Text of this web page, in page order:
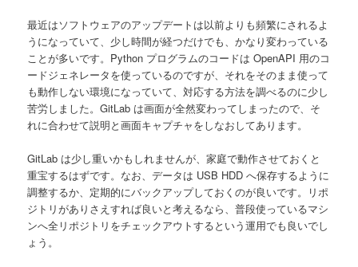
最近はソフトウェアのアップデートは以前よりも頻繁にされるよ
うになっていて、少し時間が経つだけでも、かなり変わっている
ことが多いです。Python プログラムのコードは OpenAPI 用のコ
ードジェネレータを使っているのですが、それをそのまま使って
も動作しない環境になっていて、対応する方法を調べるのに少し
苦労しました。GitLab は画面が全然変わってしまったので、そ
れに合わせて説明と画面キャプチャをしなおしてあります。
GitLab は少し重いかもしれませんが、家庭で動作させておくと
重宝するはずです。なお、データは USB HDD へ保存するように
調整するか、定期的にバックアップしておくのが良いです。リポ
ジトリがありさえすれば良いと考えるなら、普段使っているマシ
ンへ全リポジトリをチェックアウトするという運用でも良いでし
ょう。